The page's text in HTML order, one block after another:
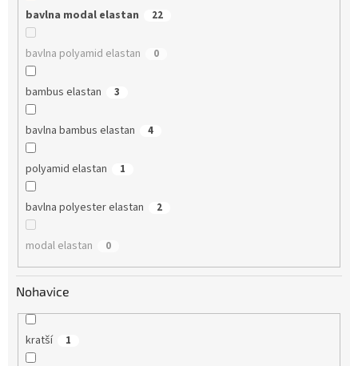
bavlna modal elastan 22
bavlna polyamid elastan 0
bambus elastan 3
bavlna bambus elastan 4
polyamid elastan 1
bavlna polyester elastan 2
modal elastan 0
Nohavice
kratší 1